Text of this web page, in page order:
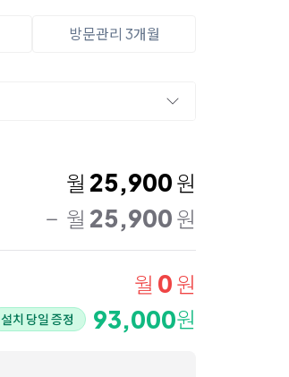
방문관리 3개월
월 25,900 원
월 25,900 원
월 0 원
설치 당일 증정 93,000원